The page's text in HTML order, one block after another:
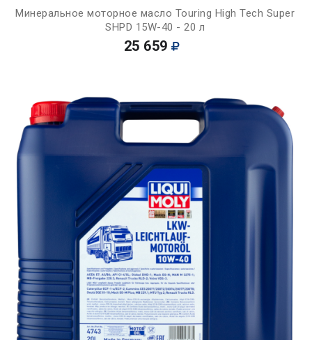
Минеральное моторное масло Touring High Tech Super
SHPD 15W-40 - 20 л
25 659